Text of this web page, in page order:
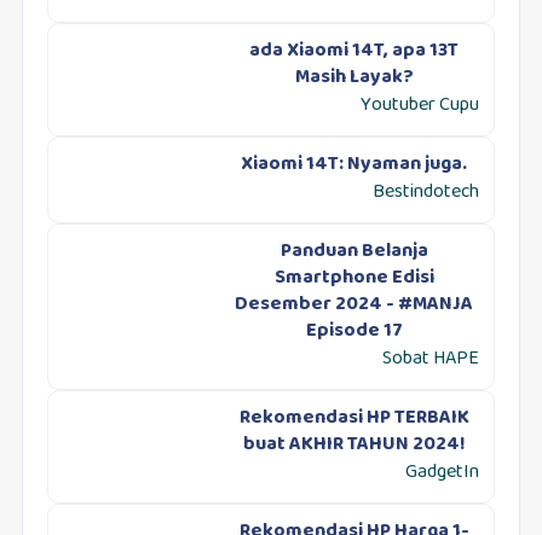
ada Xiaomi 14T, apa 13T
Masih Layak?
Youtuber Cupu
Xiaomi 14T: Nyaman juga.
Bestindotech
Panduan Belanja
Smartphone Edisi
Desember 2024 - #MANJA
Episode 17
Sobat HAPE
Rekomendasi HP TERBAIK
buat AKHIR TAHUN 2024!
GadgetIn